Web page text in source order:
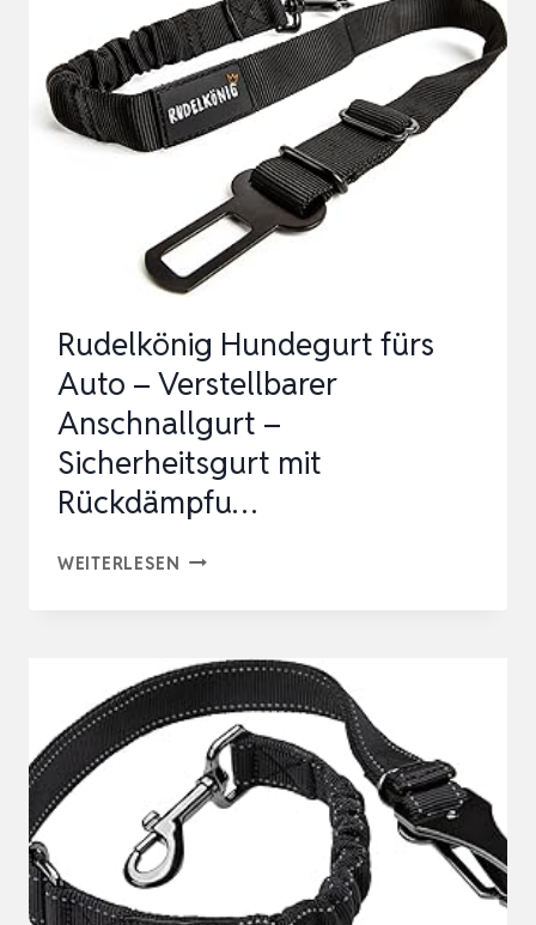
SICHERHEITSGURT
MIT
STOSSDÄMPFUNG U
ND K
ARABINERHAKEN F
ÜR A
LLE A
R…
Rudelkönig Hundegurt fürs
Auto – Verstellbarer
Anschnallgurt –
Sicherheitsgurt mit
Rückdämpfu…
WEITERLESEN RUDELKÖNIG
AUTO
VERSTELLBARER
ANSCHNALLGURT
–
SICHERHEITSGURT
RÜCKDÄMPFU…